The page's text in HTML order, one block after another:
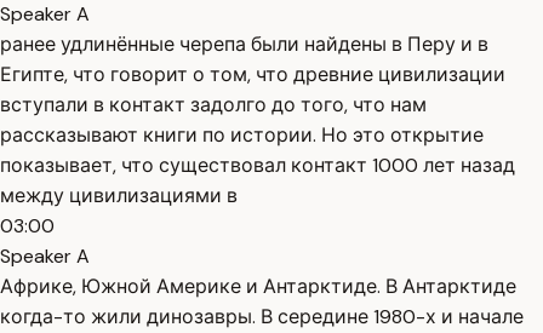
Speaker A
ранее удлинённые черепа были найдены в Перу и в
Египте, что говорит о том, что древние цивилизации
вступали в контакт задолго до того, что нам
рассказывают книги по истории. Но это открытие
показывает, что существовал контакт 1000 лет назад
между цивилизациями в
03:00
Speaker A
Африке, Южной Америке и Антарктиде. В Антарктиде
когда-то жили динозавры. В середине 1980-х и начале